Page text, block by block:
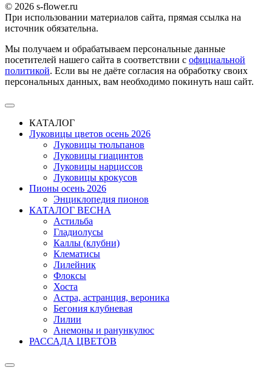
© 2026 s-flower.ru
При использовании материалов сайта, прямая ссылка на
источник обязательна.
Мы получаем и обрабатываем персональные данные
посетителей нашего сайта в соответствии с официальной
политикой. Если вы не даёте согласия на обработку своих
персональных данных, вам необходимо покинуть наш сайт.
КАТАЛОГ
Луковицы цветов осень 2026
Луковицы тюльпанов
Луковицы гиацинтов
Луковицы нарциссов
Луковицы крокусов
Пионы осень 2026
Энциклопедия пионов
КАТАЛОГ ВЕСНА
Астильба
Гладиолусы
Каллы (клубни)
Клематисы
Лилейник
Флоксы
Хоста
Астра, астранция, вероника
Бегония клубневая
Лилии
Анемоны и ранункулюс
РАССАДА ЦВЕТОВ